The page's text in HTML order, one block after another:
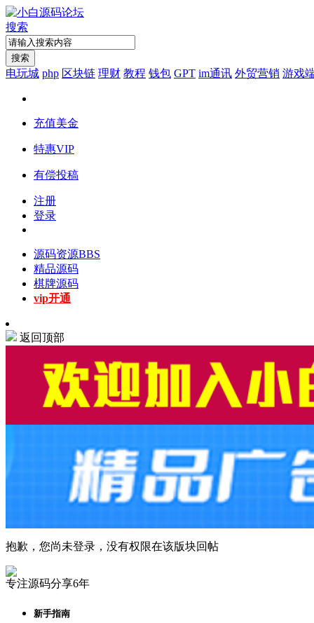
搜索
搜索
电玩城 php 区块链 理财 教程 钱包 GPT im通讯 外贸营销 游戏
充值美金
特惠VIP
有偿投稿
注册
登录
源码资源BBS
精品源码
棋牌源码
vip开通
返回顶部
抱歉，您尚未登录，没有权限在该版块回帖
专注源码分享6年
新手指南